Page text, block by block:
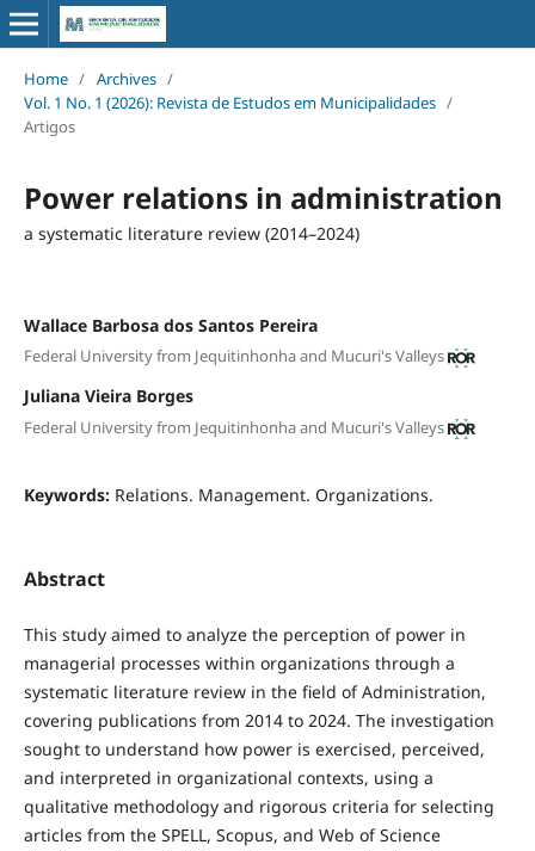
Home / Archives /
Vol. 1 No. 1 (2026): Revista de Estudos em Municipalidades /
Artigos
Power relations in administration
a systematic literature review (2014–2024)
Wallace Barbosa dos Santos Pereira
Federal University from Jequitinhonha and Mucuri's Valleys
Juliana Vieira Borges
Federal University from Jequitinhonha and Mucuri's Valleys
Keywords: Relations. Management. Organizations.
Abstract
This study aimed to analyze the perception of power in
managerial processes within organizations through a
systematic literature review in the field of Administration,
covering publications from 2014 to 2024. The investigation
sought to understand how power is exercised, perceived,
and interpreted in organizational contexts, using a
qualitative methodology and rigorous criteria for selecting
articles from the SPELL, Scopus, and Web of Science